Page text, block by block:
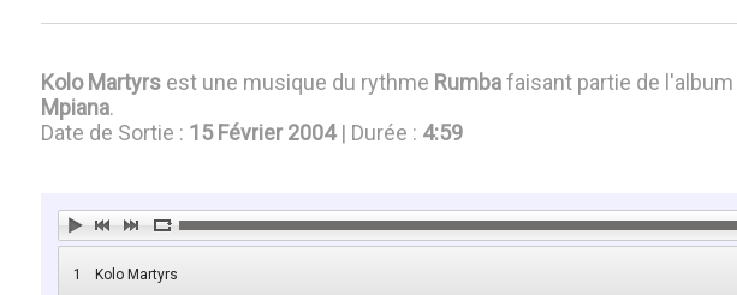
Kolo Martyrsest une musique du rythme Rumbafaisant partie de l'album
Mpiana.
Date de Sortie : 15 Février 2004| Durée : 4:59
1 Kolo Martyrs